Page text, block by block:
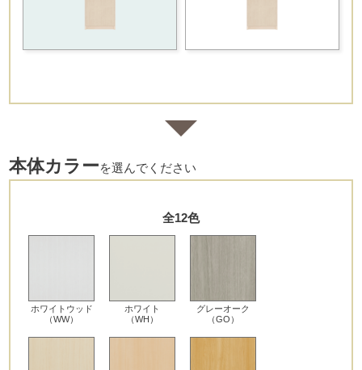
本体カラーを選んでください
全12色
ホワイトウッド
（WW）
ホワイト
（WH）
グレーオーク
（GO）